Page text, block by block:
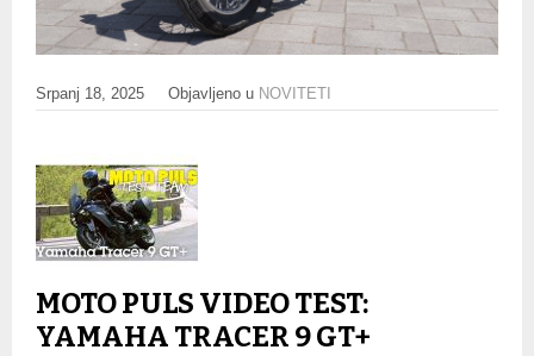
Srpanj 18, 2025 Objavljeno u NOVITETI
MOTO PULS VIDEO TEST:
YAMAHA TRACER 9 GT+